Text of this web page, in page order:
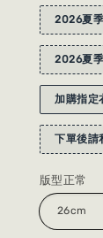
2026夏
2026夏
加購指定
下單後請
版型正常